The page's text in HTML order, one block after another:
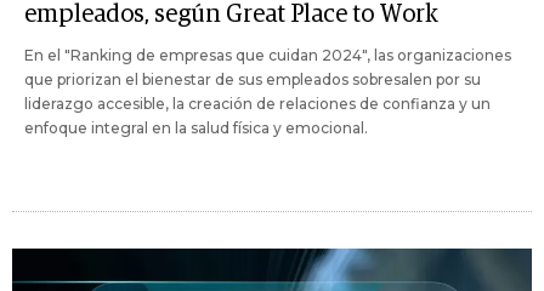
empleados, según Great Place to Work
En el "Ranking de empresas que cuidan 2024", las organizaciones
que priorizan el bienestar de sus empleados sobresalen por su
liderazgo accesible, la creación de relaciones de confianza y un
enfoque integral en la salud física y emocional.